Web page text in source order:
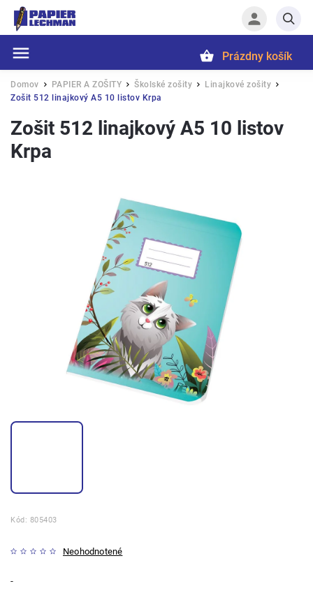
Prázdny košík
Domov / PAPIER A ZOŠITY / Školské zošity / Linajkové zošity /
Zošit 512 linajkový A5 10 listov Krpa
Zošit 512 linajkový A5 10 listov
Krpa
Kód: 805403
Neohodnotené
-